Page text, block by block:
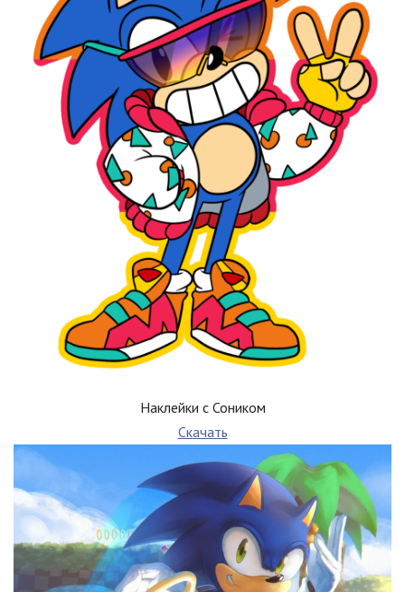
Наклейки с Соником
Скачать